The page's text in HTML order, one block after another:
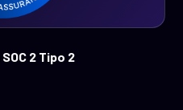
SOC 2 Tipo 2